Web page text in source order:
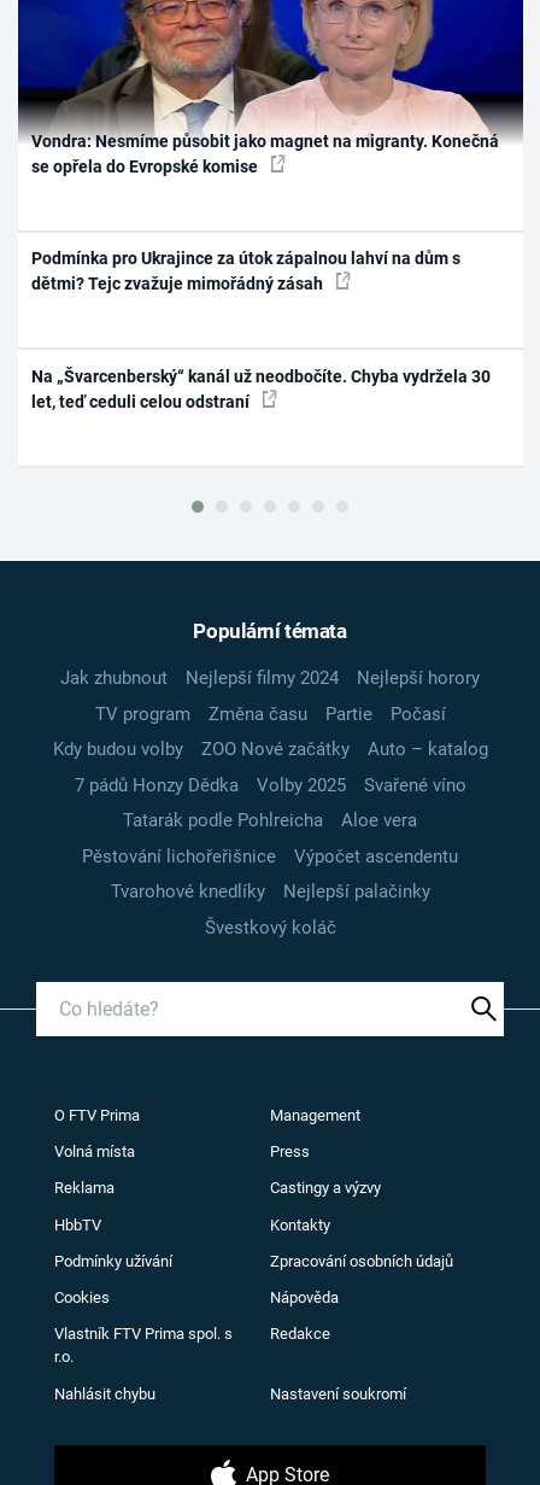
Vondra: Nesmíme působit jako magnet na migranty. Konečná
se opřela do Evropské komise
Podmínka pro Ukrajince za útok zápalnou lahví na dům s
dětmi? Tejc zvažuje mimořádný zásah
Na „Švarcenberský“ kanál už neodbočíte. Chyba vydržela 30
let, teď ceduli celou odstraní
Populární témata
Jak zhubnout Nejlepší filmy 2024
Nejlepší horory
TV program
Změna času Partie
Počasí
Kdy budou volby
ZOO Nové začátky
Auto – katalog
7 pádů Honzy Dědka
Volby 2025
Svařené víno
Tatarák podle Pohlreicha
Aloe vera
Pěstování lichořeřišnice
Výpočet ascendentu
Tvarohové knedlíky
Nejlepší palačinky
Švestkový koláč
O FTV Prima Management
Volná místa Press
Reklama Castingy a výzvy
HbbTV Kontakty
Podmínky užívání Zpracování osobních údajů
Cookies Nápověda
Vlastník FTV Prima spol. s
r.o.
Redakce
Nahlásit chybu Nastavení soukromí
App Store